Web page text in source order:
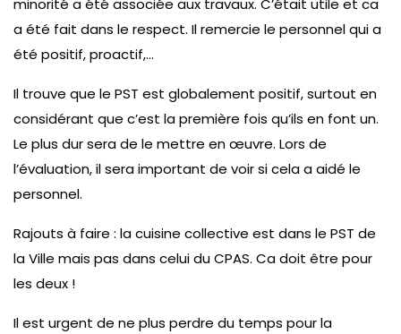
minorité a été associée aux travaux. C’était utile et ca
a été fait dans le respect. Il remercie le personnel qui a
été positif, proactif,…
Il trouve que le PST est globalement positif, surtout en
considérant que c’est la première fois qu’ils en font un.
Le plus dur sera de le mettre en œuvre. Lors de
l’évaluation, il sera important de voir si cela a aidé le
personnel.
Rajouts à faire : la cuisine collective est dans le PST de
la Ville mais pas dans celui du CPAS. Ca doit être pour
les deux !
Il est urgent de ne plus perdre du temps pour la